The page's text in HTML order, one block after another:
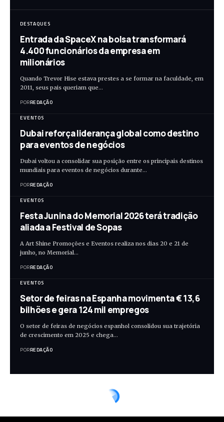
DESTAQUES
Entrada da SpaceX na bolsa transformará
4.400 funcionários da empresa em
milionários
Quando Trevor Hise estava prestes a se formar na faculdade, em
2011, seus pais queriam que…
PORREDAÇÃO
EVENTOS
Dubai reforça liderança global como destino
para eventos de negócios
Dubai voltou a consolidar sua posição entre os principais destinos
mundiais para eventos de negócios durante…
PORREDAÇÃO
EVENTOS
Festa Junina do Memorial 2026 terá tradição
aliada a Festival de Sopas
A Art Shine Promoções e Eventos realiza nos dias 20 e 21 de
junho, no Memorial…
PORREDAÇÃO
EVENTOS
Setor de feiras na Espanha movimenta € 13,6
bilhões e gera 124 mil empregos
O setor de feiras de negócios espanhol consolidou sua trajetória
de crescimento em 2025 e chega…
PORREDAÇÃO